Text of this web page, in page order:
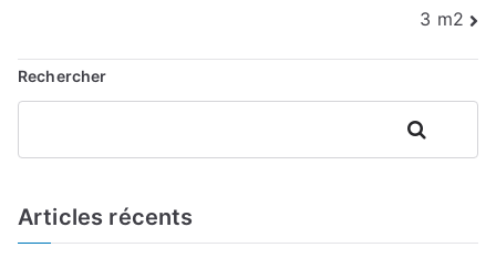
3 m2
Rechercher
Rechercher
Articles récents